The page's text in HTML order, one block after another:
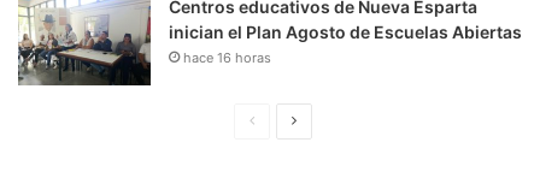
Centros educativos de Nueva Esparta
inician el Plan Agosto de Escuelas Abiertas
hace 16 horas